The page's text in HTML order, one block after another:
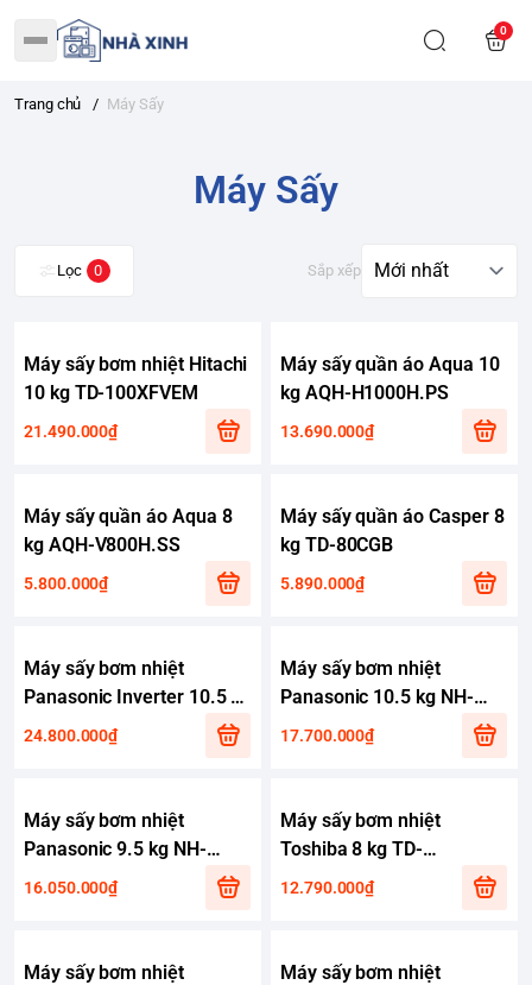
0
Trang chủ / Máy Sấy
Máy Sấy
Lọc 0 Sắp xếp
Máy sấy bơm nhiệt Hitachi
10 kg TD-100XFVEM
21.490.000₫
Máy sấy quần áo Aqua 10
kg AQH-H1000H.PS
13.690.000₫
Máy sấy quần áo Aqua 8
kg AQH-V800H.SS
5.800.000₫
Máy sấy quần áo Casper 8
kg TD-80CGB
5.890.000₫
Máy sấy bơm nhiệt
Panasonic Inverter 10.5 kg
NH-XV21X1AVT
24.800.000₫
Máy sấy bơm nhiệt
Panasonic 10.5 kg NH-
EH05JD1BV
17.700.000₫
Máy sấy bơm nhiệt
Panasonic 9.5 kg NH-
EH95JD1BV
16.050.000₫
Máy sấy bơm nhiệt
Toshiba 8 kg TD-
T21B90HWV(MG)
12.790.000₫
Máy sấy bơm nhiệt
Máy sấy bơm nhiệt